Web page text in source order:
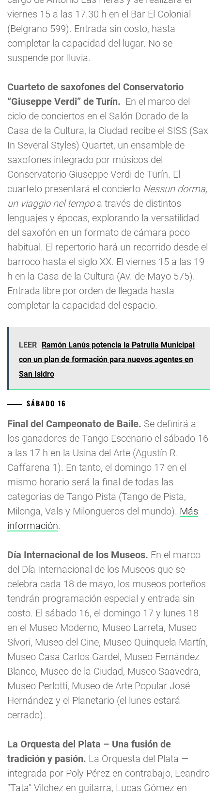
viernes 15 a las 17.30 h en el Bar El Colonial
(Belgrano 599). Entrada sin costo, hasta
completar la capacidad del lugar. No se
suspende por lluvia.
Cuarteto de saxofones del Conservatorio
“Giuseppe Verdi” de Turín. En el marco del
ciclo de conciertos en el Salón Dorado de la
Casa de la Cultura, la Ciudad recibe el SISS (Sax
In Several Styles) Quartet, un ensamble de
saxofones integrado por músicos del
Conservatorio Giuseppe Verdi de Turín. El
cuarteto presentará el concierto Nessun dorma,
un viaggio nel tempoa través de distintos
lenguajes y épocas, explorando la versatilidad
del saxofón en un formato de cámara poco
habitual. El repertorio hará un recorrido desde el
barroco hasta el siglo XX. El viernes 15 a las 19
h en la Casa de la Cultura (Av. de Mayo 575).
Entrada libre por orden de llegada hasta
completar la capacidad del espacio.
LEER
Ramón Lanús potencia la Patrulla Municipal
con un plan de formación para nuevos agentes en
San Isidro
SÁBADO 16
Final del Campeonato de Baile. Se definirá a
los ganadores de Tango Escenario el sábado 16
a las 17 h en la Usina del Arte (Agustín R.
Caffarena 1). En tanto, el domingo 17 en el
mismo horario será la final de todas las
categorías de Tango Pista (Tango de Pista,
Milonga, Vals y Milongueros del mundo). Más
información.
Día Internacional de los Museos. En el marco
del Día Internacional de los Museos que se
celebra cada 18 de mayo, los museos porteños
tendrán programación especial y entrada sin
costo. El sábado 16, el domingo 17 y lunes 18
en el Museo Moderno, Museo Larreta, Museo
Sívori, Museo del Cine, Museo Quinquela Martín,
Museo Casa Carlos Gardel, Museo Fernández
Blanco, Museo de la Ciudad, Museo Saavedra,
Museo Perlotti, Museo de Arte Popular José
Hernández y el Planetario (el lunes estará
cerrado).
La Orquesta del Plata – Una fusión de
tradición y pasión. La Orquesta del Plata —
integrada por Poly Pérez en contrabajo, Leandro
“Tata” Vilchez en guitarra, Lucas Gómez en